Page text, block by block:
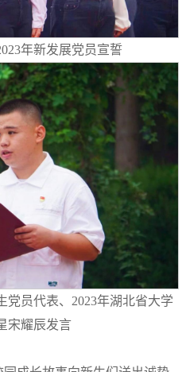
年新发展党员宣誓
党员代表、2023年湖北省大学
宋耀辰发言